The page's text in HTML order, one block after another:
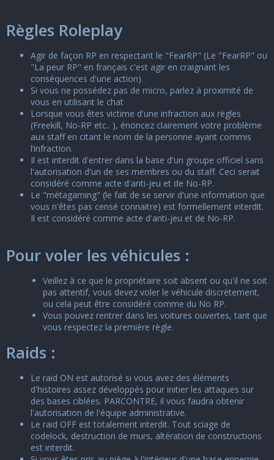
Règles Roleplay
Agir de façon RP en respectant le "FearRP" (Le "FearRP" ou
"La peur RP" en français c'est agir en craignant les
conséquences d'une action).
Si vous ne possédez pas de micro, parlez à proximité de
vous en utilisant le chat
Lorsque vous êtes victime d'une infraction aux règles
(Freekill, No-RP etc.. ), énoncez clairement votre problème
aux staff en citant le nom de la personne ayant commis
l’infraction.
Il est interdit d'entrer dans la base d'un groupe officiel sans
l'autorisation d'un de ses membres ou du staff. Ceci serait
considéré comme acte d'anti-jeu et de No-RP.
Le "métagaming" (le fait de se servir d'une information que
vous n'êtes pas censé connaitre) est formellement interdit.
Il est considéré comme acte d'anti-jeu et de No-RP.
Pour voler les véhicules :
Veillez à ce que le propriétaire soit absent ou qu'il ne soit
pas attentif, vous devez voler le véhicule discrètement,
ou cela peut être considéré comme du No RP.
Vous pouvez rentrer dans les voitures ouvertes, tant que
vous respectez la première règle.
Raids :
Le raid ON est autorisé si vous avez des éléments
d'histoires assez développés pour initier les attaques sur
des bases ciblées. PARCONTRE, il vous faudra obtenir
l'autorisation de l'équipe administrative.
Le raid OFF est totalement interdit. Tout sciage de
codelock, destruction de murs, altération de constructions
est interdit.